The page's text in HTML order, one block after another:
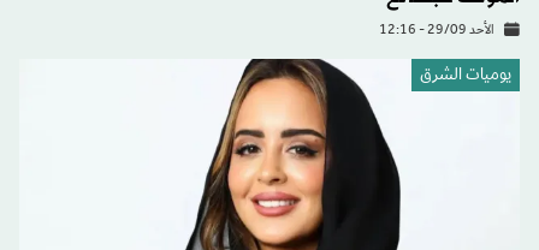
الأحد 29/09 - 12:16
يوميات الشرق